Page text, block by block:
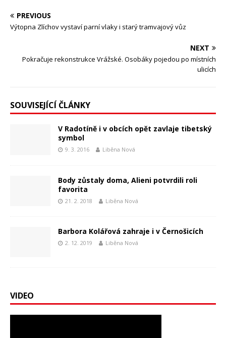
PREVIOUS
Výtopna Zlíchov vystaví parní vlaky i starý tramvajový vůz
NEXT
Pokračuje rekonstrukce Vrážské. Osobáky pojedou po místních
ulicích
SOUVISEJÍCÍ ČLÁNKY
V Radotíně i v obcích opět zavlaje tibetský
symbol
9. 3. 2016 Liběna Nová
Body zůstaly doma, Alieni potvrdili roli
favorita
21. 2. 2018 Liběna Nová
Barbora Kolářová zahraje i v Černošicích
2. 12. 2019 Liběna Nová
VIDEO